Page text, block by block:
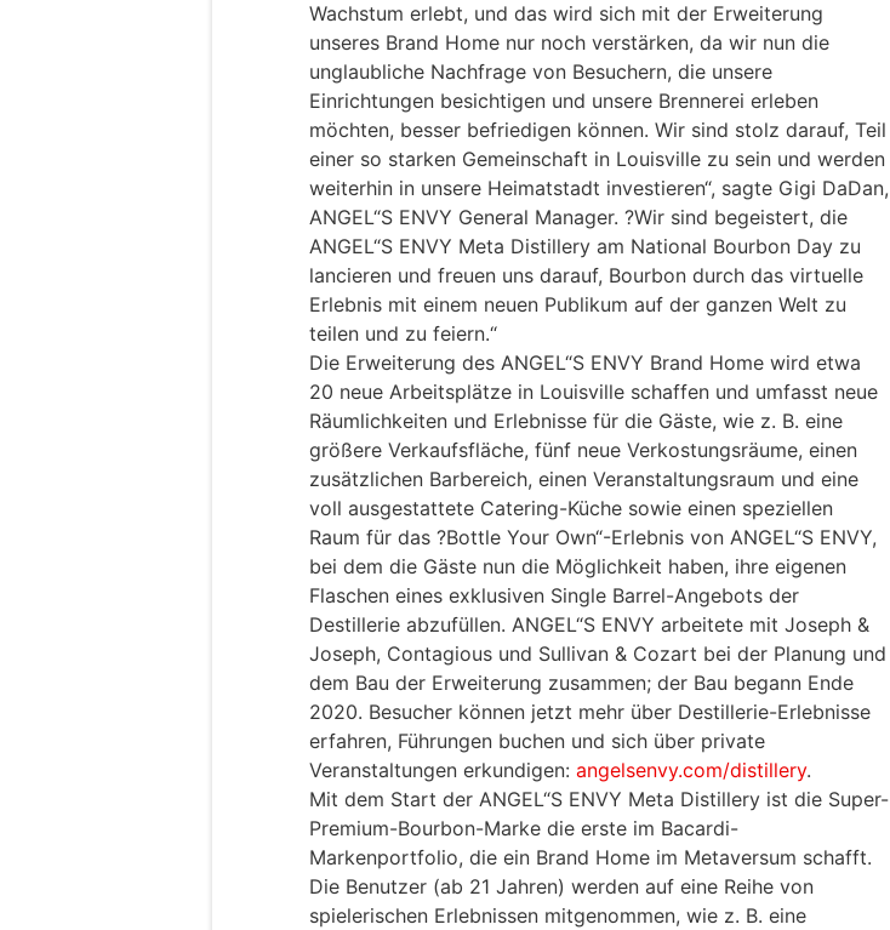
Wachstum erlebt, und das wird sich mit der Erweiterung
unseres Brand Home nur noch verstärken, da wir nun die
unglaubliche Nachfrage von Besuchern, die unsere
Einrichtungen besichtigen und unsere Brennerei erleben
möchten, besser befriedigen können. Wir sind stolz darauf, Teil
einer so starken Gemeinschaft in Louisville zu sein und werden
weiterhin in unsere Heimatstadt investieren“, sagte Gigi DaDan,
ANGEL“S ENVY General Manager. ?Wir sind begeistert, die
ANGEL“S ENVY Meta Distillery am National Bourbon Day zu
lancieren und freuen uns darauf, Bourbon durch das virtuelle
Erlebnis mit einem neuen Publikum auf der ganzen Welt zu
teilen und zu feiern.“
Die Erweiterung des ANGEL“S ENVY Brand Home wird etwa
20 neue Arbeitsplätze in Louisville schaffen und umfasst neue
Räumlichkeiten und Erlebnisse für die Gäste, wie z. B. eine
größere Verkaufsfläche, fünf neue Verkostungsräume, einen
zusätzlichen Barbereich, einen Veranstaltungsraum und eine
voll ausgestattete Catering-Küche sowie einen speziellen
Raum für das ?Bottle Your Own“-Erlebnis von ANGEL“S ENVY,
bei dem die Gäste nun die Möglichkeit haben, ihre eigenen
Flaschen eines exklusiven Single Barrel-Angebots der
Destillerie abzufüllen. ANGEL“S ENVY arbeitete mit Joseph &
Joseph, Contagious und Sullivan & Cozart bei der Planung und
dem Bau der Erweiterung zusammen; der Bau begann Ende
2020. Besucher können jetzt mehr über Destillerie-Erlebnisse
erfahren, Führungen buchen und sich über private
Veranstaltungen erkundigen: angelsenvy.com/distillery.
Mit dem Start der ANGEL“S ENVY Meta Distillery ist die Super-
Premium-Bourbon-Marke die erste im Bacardi-
Markenportfolio, die ein Brand Home im Metaversum schafft.
Die Benutzer (ab 21 Jahren) werden auf eine Reihe von
spielerischen Erlebnissen mitgenommen, wie z. B. eine